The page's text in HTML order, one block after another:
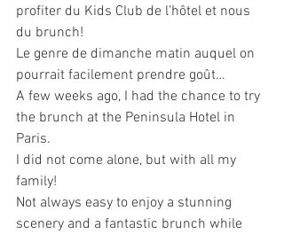
profiter du Kids Club de l’hôtel et nous
du brunch!
Le genre de dimanche matin auquel on
pourrait facilement prendre goût…
A few weeks ago, I had the chance to try
the brunch at the Peninsula Hotel in
Paris.
I did not come alone, but with all my
family!
Not always easy to enjoy a stunning
scenery and a fantastic brunch while